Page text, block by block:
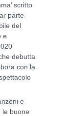
scritto
parte
del
e
debutta
con la
e
le buone